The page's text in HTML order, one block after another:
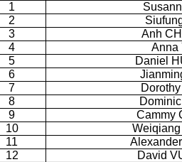
1
2
3
Anh
4
Anna
5
Daniel
6
7
8
9
Cammy
10
11
12
David